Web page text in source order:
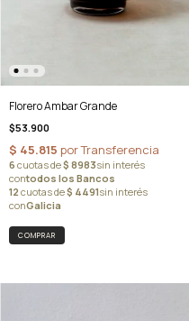
Florero Ambar Grande
$53.900